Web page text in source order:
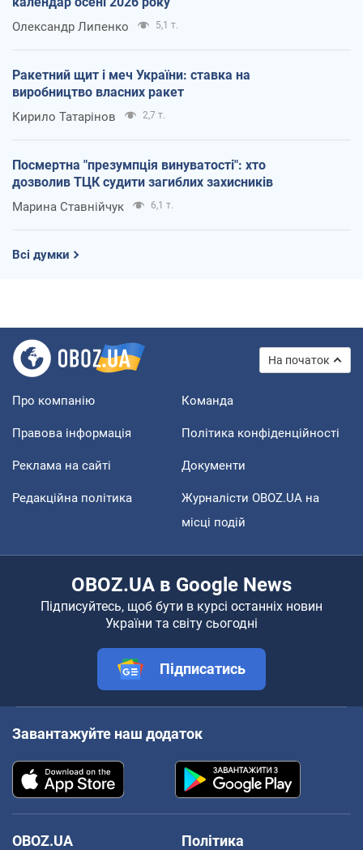
Олександр Липенко 5,1 т.
Ракетний щит і меч України: ставка на
виробництво власних ракет
Кирило Татарінов 2,7 т.
Посмертна "презумпція винуватості": хто
дозволив ТЦК судити загиблих захисників
Марина Ставнійчук 6,1 т.
Всі думки
На початок
Про компанію Команда
Правова інформація Політика конфіденційності
Реклама на сайті Документи
Редакційна політика
Журналісти OBOZ.UA на
місці подій
OBOZ.UA в Google News
Підписуйтесь, щоб бути в курсі останніх новин
України та світу сьогодні
Підписатись
Завантажуйте наш додаток
OBOZ.UA
Політика